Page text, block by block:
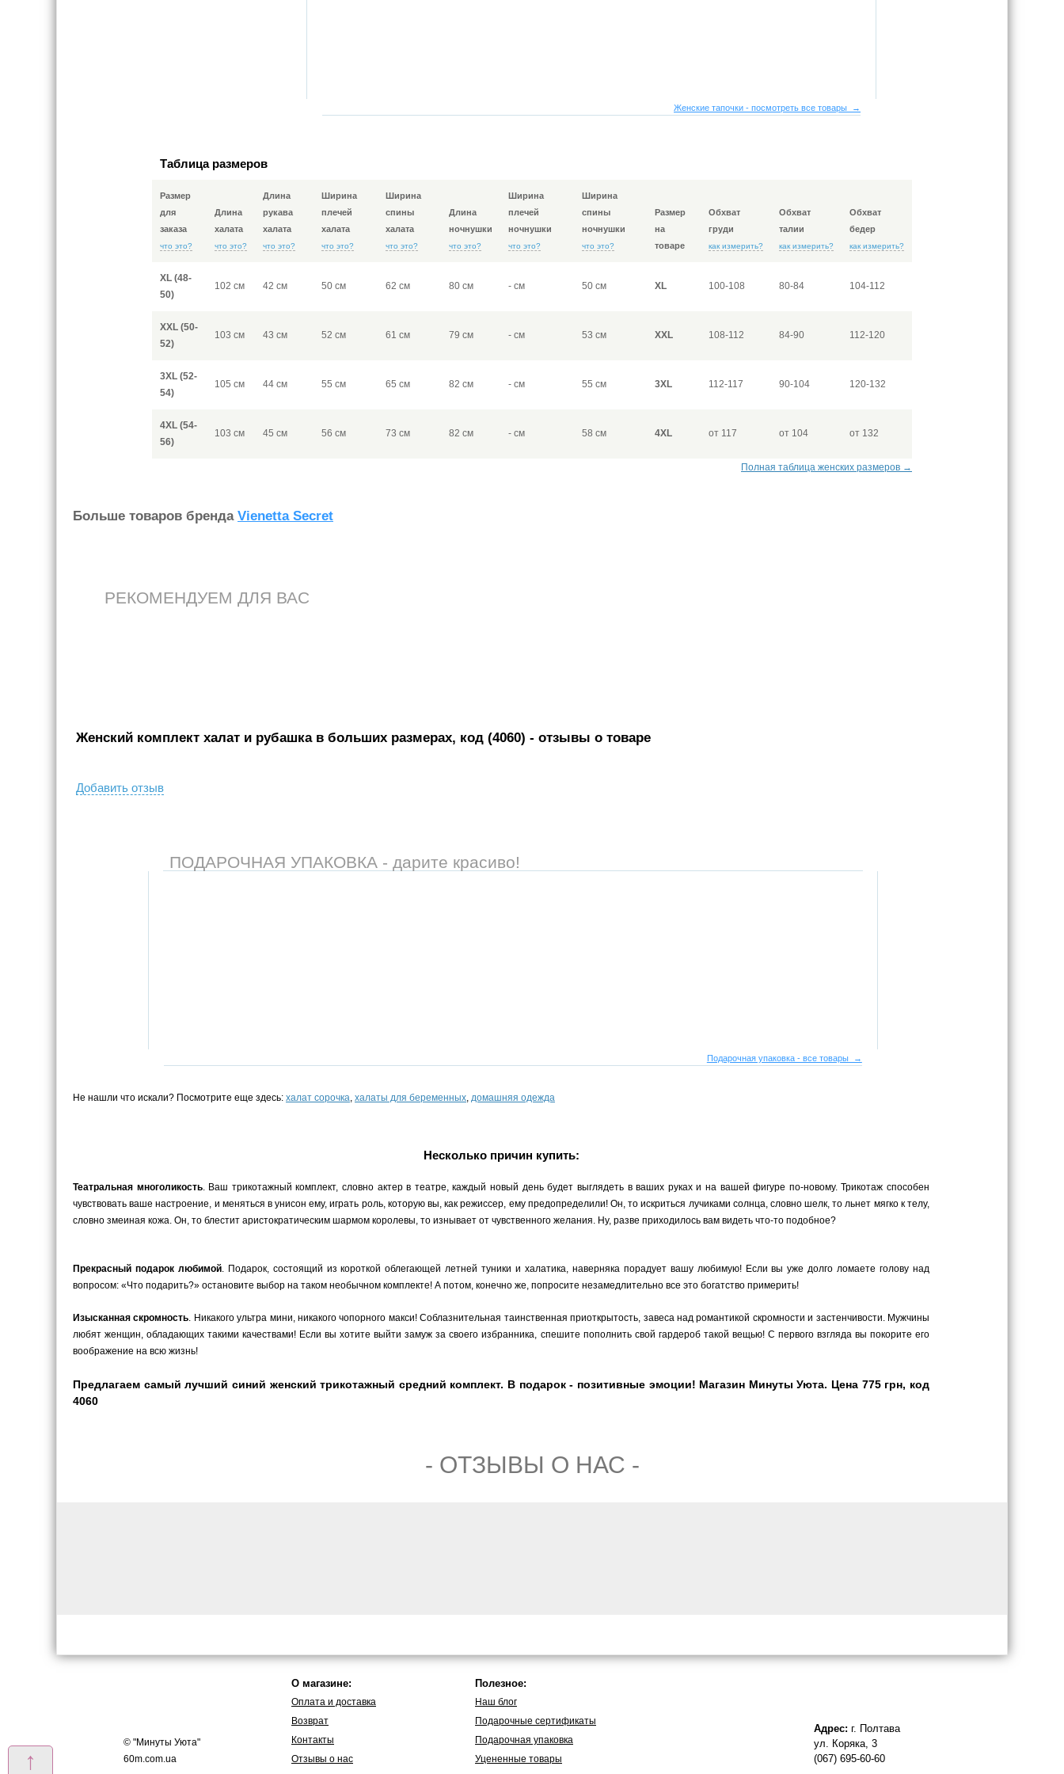
Женские тапочки - посмотреть все товары →
Таблица размеров
Размер
для
заказа
что это?
Длина
халата
что это?
Длина
рукава
халата
что это?
Ширина
плечей
халата
что это?
Ширина
спины
халата
что это?
Длина
ночнушки
что это?
Ширина
плечей
ночнушки
что это?
Ширина
спины
ночнушки
что это?
Размер
на
товаре
Обхват
груди
как измерить?
Обхват
талии
как измерить?
Обхват
бедер
как измерить?
XL (48-
50)
102 см 42 см 50 см 62 см 80 см - см 50 см XL 100-108 80-84 104-112
XXL (50-
52)
103 см 43 см 52 см 61 см 79 см - см 53 см XXL 108-112 84-90 112-120
3XL (52-
54)
105 см 44 см 55 см 65 см 82 см - см 55 см 3XL 112-117 90-104 120-132
4XL (54-
56)
103 см 45 см 56 см 73 см 82 см - см 58 см 4XL от 117 от 104 от 132
Полная таблица женских размеров →
Больше товаров бренда Vienetta Secret
РЕКОМЕНДУЕМ ДЛЯ ВАС
Женский комплект халат и рубашка в больших размерах, код (4060) - отзывы о товаре
Добавить отзыв
ПОДАРОЧНАЯ УПАКОВКА - дарите красиво!
Подарочная упаковка - все товары →
Не нашли что искали? Посмотрите еще здесь: халат сорочка халаты для беременных домашняя одежда
Несколько причин купить:
Театральная многоликость. Ваш трикотажный комплект, словно актер в театре, каждый новый день будет выглядеть в ваших руках и на вашей фигуре по-новому. Трикотаж способен
чувствовать ваше настроение, и меняться в унисон ему, играть роль, которую вы, как режиссер, ему предопределили! Он, то искриться лучиками солнца, словно шелк, то льнет мягко к телу,
словно змеиная кожа. Он, то блестит аристократическим шармом королевы, то изнывает от чувственного желания. Ну, разве приходилось вам видеть что-то подобное?
Прекрасный подарок любимой. Подарок, состоящий из короткой облегающей летней туники и халатика, наверняка порадует вашу любимую! Если вы уже долго ломаете голову над
вопросом: «Что подарить?» остановите выбор на таком необычном комплекте! А потом, конечно же, попросите незамедлительно все это богатство примерить!
Изысканная скромность . Никакого ультра мини, никакого чопорного макси! Соблазнительная таинственная приоткрытость, завеса над романтикой скромности и застенчивости. Мужчины
любят женщин, обладающих такими качествами! Если вы хотите выйти замуж за своего избранника, спешите пополнить свой гардероб такой вещью! С первого взгляда вы покорите его
воображение на всю жизнь!
Предлагаем самый лучший синий женский трикотажный средний комплект. В подарок - позитивные эмоции! Магазин Минуты Уюта. Цена 775 грн, код
4060
- ОТЗЫВЫ О НАС -
↑
© "Минуты Уюта"
60m.com.ua
О магазине:
Оплата и доставка
Возврат
Контакты
Отзывы о нас
Полезное:
Наш блог
Подарочные сертификаты
Подарочная упаковка
Уцененные товары
Адрес: г. Полтава
ул. Коряка, 3
(067) 695-60-60